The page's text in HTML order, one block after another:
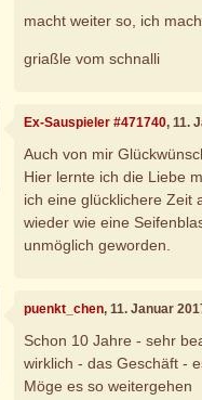
macht weiter so, ich
griaßle vom schnalli
Ex-Sauspieler #471740, 11.
Auch von mir
Hier lernte ich die Liebe
ich eine glücklichere Zeit
wieder wie eine
unmöglich geworden.
puenkt_chen, 11. Januar
Schon 10 Jahre - sehr
wirklich - das Geschäft -
Möge es so weitergehen